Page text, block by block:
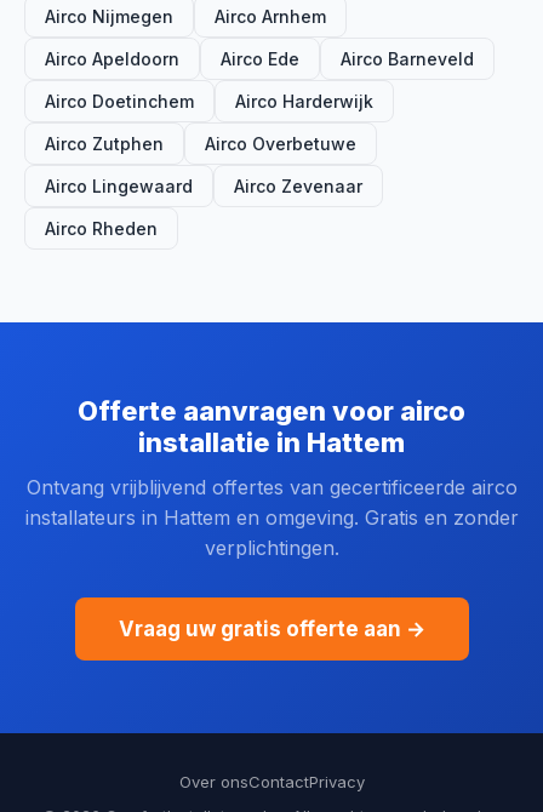
Airco Nijmegen Airco Arnhem
Airco Apeldoorn Airco Ede Airco Barneveld
Airco Doetinchem Airco Harderwijk
Airco Zutphen Airco Overbetuwe
Airco Lingewaard Airco Zevenaar
Airco Rheden
Offerte aanvragen voor airco
installatie in Hattem
Ontvang vrijblijvend offertes van gecertificeerde airco
installateurs in Hattem en omgeving. Gratis en zonder
verplichtingen.
Vraag uw gratis offerte aan →
Over onsContactPrivacy